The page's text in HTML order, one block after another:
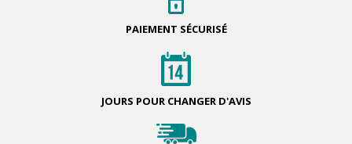
PAIEMENT SÉCURISÉ
JOURS POUR CHANGER D'AVIS